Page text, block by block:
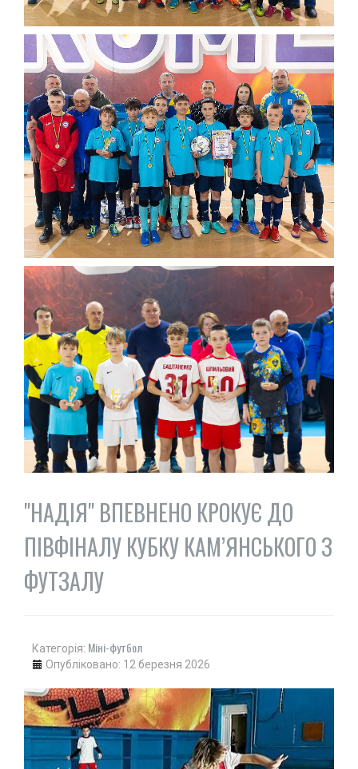
"НАДІЯ" ВПЕВНЕНО КРОКУЄ ДО
ПІВФІНАЛУ КУБКУ КАМ’ЯНСЬКОГО З
ФУТЗАЛУ
Категорія: Міні-футбол
Опубліковано: 12 березня 2026